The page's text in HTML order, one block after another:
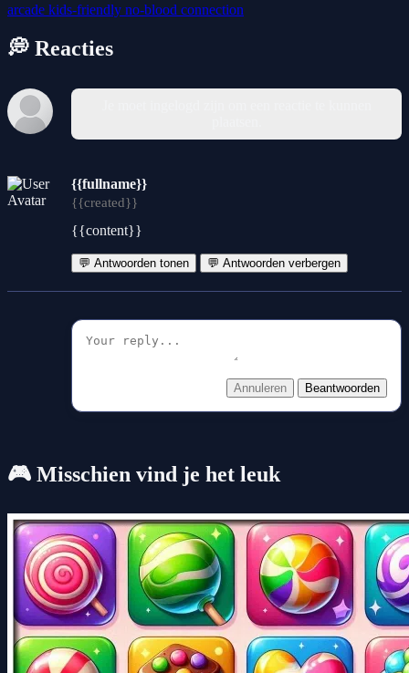
arcade kids-friendly no-blood connection
💭 Reacties
{{fullname}}
{{created}}
{{content}}
💬 Antwoorden tonen 💬 Antwoorden verbergen
Annuleren Beantwoorden
🎮 Misschien vind je het leuk